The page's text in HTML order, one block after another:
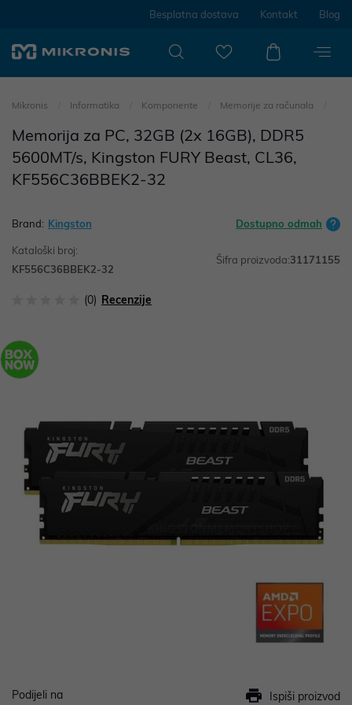
Besplatna dostava Kontakt Blog
Mikronis Informatika Komponente Memorije za računala
Memorija za PC, 32GB (2x 16GB), DDR5
5600MT/s, Kingston FURY Beast, CL36,
KF556C36BBEK2-32
Brand: Kingston Dostupno odmah
Kataloški broj:
KF556C36BBEK2-32
Šifra proizvoda:31171155
(0) Recenzije
Podijeli na Ispiši proizvod